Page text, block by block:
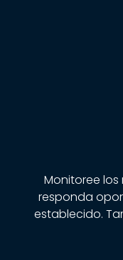
Monitoree
responda
establecido.